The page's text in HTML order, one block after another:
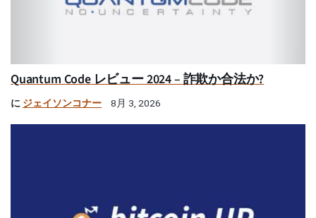
Quantum Code レビュー 2024 – 詐欺か合法か?
に ジェイソンコナー 8月 3, 2026